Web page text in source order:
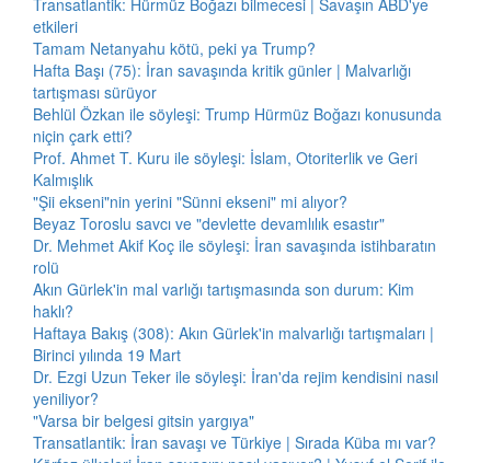
Transatlantik: Hürmüz Boğazı bilmecesi | Savaşın ABD'ye
etkileri
Tamam Netanyahu kötü, peki ya Trump?
Hafta Başı (75): İran savaşında kritik günler | Malvarlığı
tartışması sürüyor
Behlül Özkan ile söyleşi: Trump Hürmüz Boğazı konusunda
niçin çark etti?
Prof. Ahmet T. Kuru ile söyleşi: İslam, Otoriterlik ve Geri
Kalmışlık
"Şii ekseni"nin yerini "Sünni ekseni" mi alıyor?
Beyaz Toroslu savcı ve "devlette devamlılık esastır"
Dr. Mehmet Akif Koç ile söyleşi: İran savaşında istihbaratın
rolü
Akın Gürlek'in mal varlığı tartışmasında son durum: Kim
haklı?
Haftaya Bakış (308): Akın Gürlek'in malvarlığı tartışmaları |
Birinci yılında 19 Mart
Dr. Ezgi Uzun Teker ile söyleşi: İran'da rejim kendisini nasıl
yeniliyor?
"Varsa bir belgesi gitsin yargıya"
Transatlantik: İran savaşı ve Türkiye | Sırada Küba mı var?